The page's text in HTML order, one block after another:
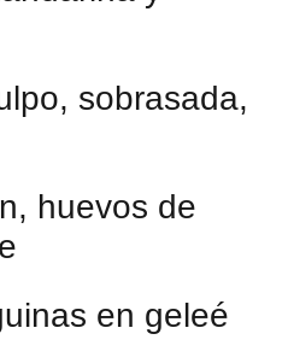
sobrasada,
huevos de
en geleé